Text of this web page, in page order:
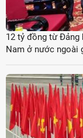
12 tỷ đồng từ
Nam ở nước ngoài